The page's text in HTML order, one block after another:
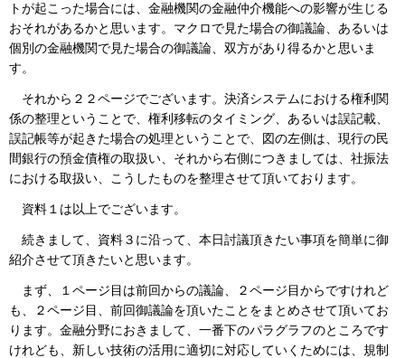
トが起こった場合には、金融機関の金融仲介機能への影響が生じる
おそれがあるかと思います。マクロで見た場合の御議論、あるいは
個別の金融機関で見た場合の御議論、双方があり得るかと思いま
す。
それから２２ページでございます。決済システムにおける権利関
係の整理ということで、権利移転のタイミング、あるいは誤記載、
誤記帳等が起きた場合の処理ということで、図の左側は、現行の民
間銀行の預金債権の取扱い、それから右側につきましては、社振法
における取扱い、こうしたものを整理させて頂いております。
資料１は以上でございます。
続きまして、資料３に沿って、本日討議頂きたい事項を簡単に御
紹介させて頂きたいと思います。
まず、１ページ目は前回からの議論、２ページ目からですけれど
も、２ページ目、前回御議論を頂いたことをまとめさせて頂いてお
ります。金融分野におきまして、一番下のパラグラフのところです
けれども、新しい技術の活用に適切に対応していくためには、規制